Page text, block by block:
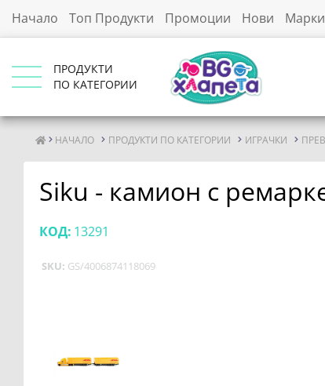
Начало Топ Продукти Промоции Нови Марки
ПРОДУКТИ
ПО КАТЕГОРИИ
НАЧАЛО ПРОДУКТИ ПО КАТЕГОРИИ ИГРАЧКИ
Siku - камион с
КОД: 13291
SKU: GS/4006874118069